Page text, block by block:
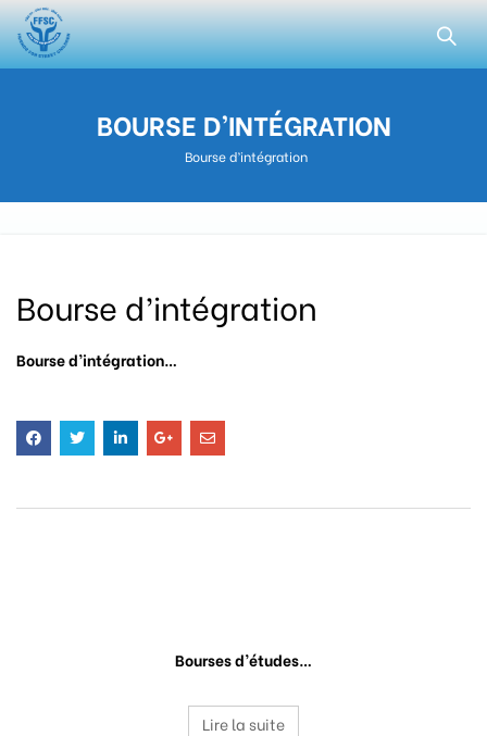
BOURSE D’INTÉGRATION
Bourse d’intégration
Bourse d’intégration
Bourse d’intégration…
Bourses d’études…
Lire la suite